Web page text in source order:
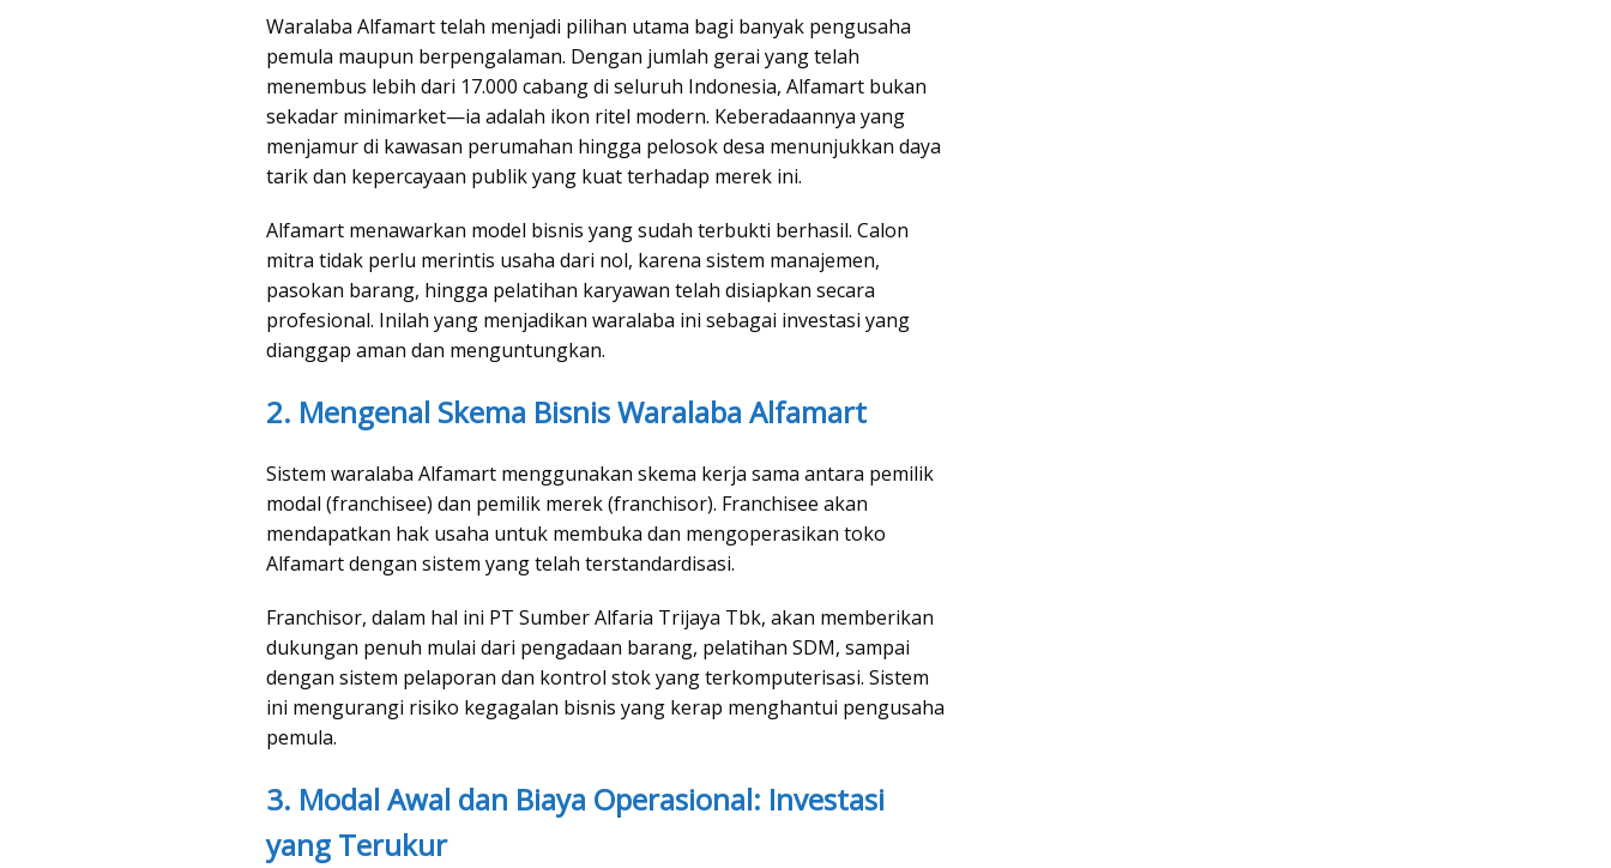
Waralaba Alfamart telah menjadi pilihan utama bagi banyak pengusaha
pemula maupun berpengalaman. Dengan jumlah gerai yang telah
menembus lebih dari 17.000 cabang di seluruh Indonesia, Alfamart bukan
sekadar minimarket—ia adalah ikon ritel modern. Keberadaannya yang
menjamur di kawasan perumahan hingga pelosok desa menunjukkan daya
tarik dan kepercayaan publik yang kuat terhadap merek ini.
Alfamart menawarkan model bisnis yang sudah terbukti berhasil. Calon
mitra tidak perlu merintis usaha dari nol, karena sistem manajemen,
pasokan barang, hingga pelatihan karyawan telah disiapkan secara
profesional. Inilah yang menjadikan waralaba ini sebagai investasi yang
dianggap aman dan menguntungkan.
2. Mengenal Skema Bisnis Waralaba Alfamart
Sistem waralaba Alfamart menggunakan skema kerja sama antara pemilik
modal (franchisee) dan pemilik merek (franchisor). Franchisee akan
mendapatkan hak usaha untuk membuka dan mengoperasikan toko
Alfamart dengan sistem yang telah terstandardisasi.
Franchisor, dalam hal ini PT Sumber Alfaria Trijaya Tbk, akan memberikan
dukungan penuh mulai dari pengadaan barang, pelatihan SDM, sampai
dengan sistem pelaporan dan kontrol stok yang terkomputerisasi. Sistem
ini mengurangi risiko kegagalan bisnis yang kerap menghantui pengusaha
pemula.
3. Modal Awal dan Biaya Operasional: Investasi
yang Terukur